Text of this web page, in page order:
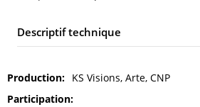
Descriptif technique
Production
KS Visions, Arte, CNP
Participation